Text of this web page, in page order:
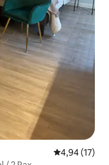
Note
4,94 (17)